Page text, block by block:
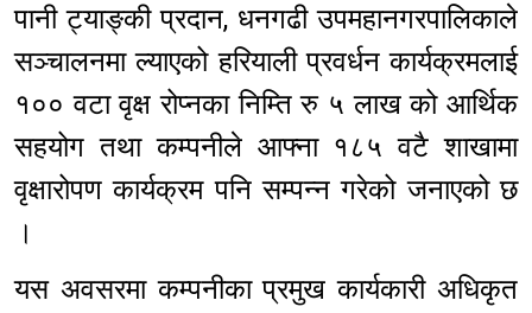
पानी ट्याङ्की प्रदान, धनगढी उपमहानगरपालिकाले
सञ्चालनमा ल्याएको हरियाली प्रवर्धन कार्यक्रमलाई
१०० वटा वृक्ष रोप्नका निम्ति रु ५ लाख को आर्थिक
सहयोग तथा कम्पनीले आफ्ना १८५ वटै शाखामा
वृक्षारोपण कार्यक्रम पनि सम्पन्न गरेको जनाएको छ
।
यस अवसरमा कम्पनीका प्रमुख कार्यकारी अधिकृत